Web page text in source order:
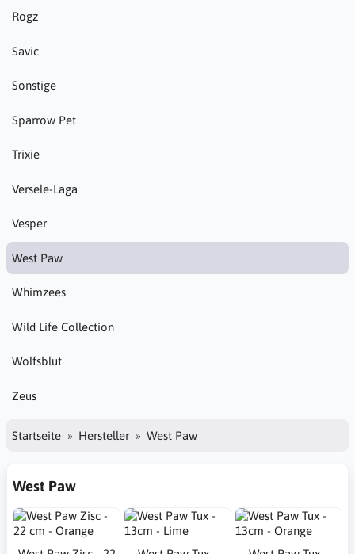
Rogz
Savic
Sonstige
Sparrow Pet
Trixie
Versele-Laga
Vesper
West Paw
Whimzees
Wild Life Collection
Wolfsblut
Zeus
Startseite Hersteller West Paw
West Paw